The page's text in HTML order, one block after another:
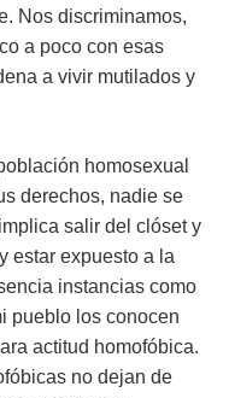
Nos discriminamos,
a poco con esas
a vivir mutilados y
homosexual
derechos, nadie se
salir del clóset y
estar expuesto a la
instancias como
pueblo los conocen
actitud homofóbica.
no dejan de